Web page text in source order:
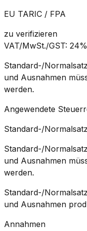
EU TARIC / FPA
zu verifizieren
VAT/MwSt./GST: 24%
Standard-/
und Ausnahmen
werden.
Angewendete
Standard-/Normalsatz
Standard-/
und Ausnahmen
werden.
Standard-/
und Ausnahmen
Annahmen